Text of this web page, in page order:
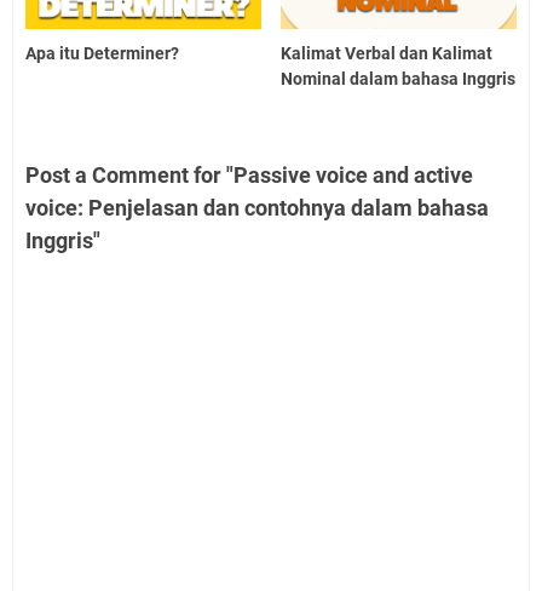
Apa itu Determiner?
Kalimat Verbal dan Kalimat
Nominal dalam bahasa Inggris
Post a Comment for "Passive voice and active
voice: Penjelasan dan contohnya dalam bahasa
Inggris"